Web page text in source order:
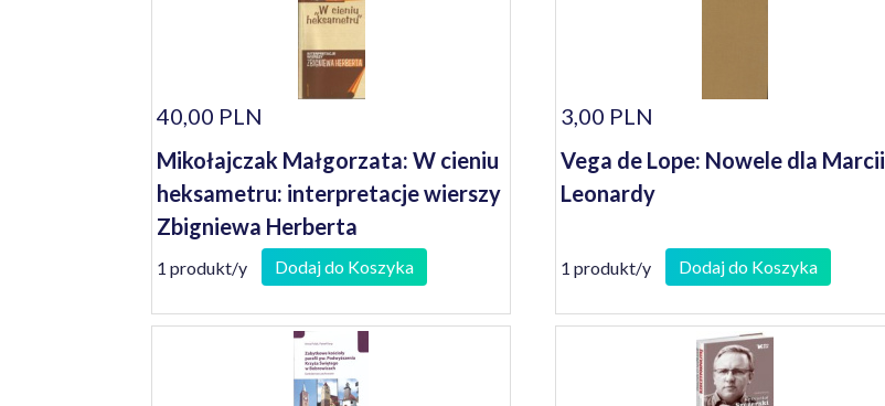
40,00 PLN
Mikołajczak Małgorzata: W cieniu
heksametru: interpretacje wierszy
Zbigniewa Herberta
1 produkt/y Dodaj do Koszyka
3,00 PLN
Vega de Lope: Nowele dla Marcii
Leonardy
1 produkt/y Dodaj do Koszyka